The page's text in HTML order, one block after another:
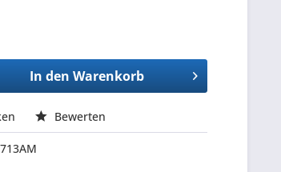
In den Warenkorb
Bewerten